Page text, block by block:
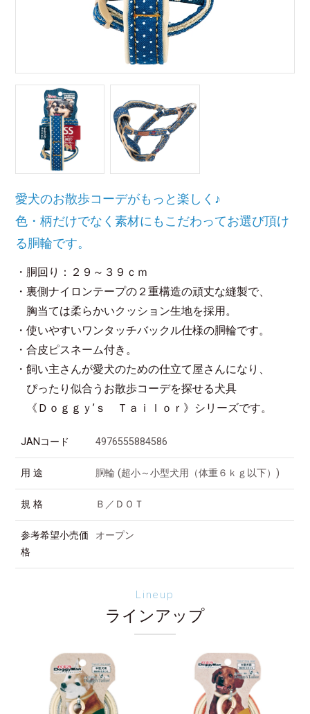
愛犬のお散歩コーデがもっと楽しく♪
色・柄だけでなく素材にもこだわってお選び頂け
る胴輪です。
・胴回り：２９～３９ｃｍ
・裏側ナイロンテープの２重構造の頑丈な縫製で、
胸当ては柔らかいクッション生地を採用。
・使いやすいワンタッチバックル仕様の胴輪です。
・合皮ピスネーム付き。
・飼い主さんが愛犬のための仕立て屋さんになり、
ぴったり似合うお散歩コーデを探せる犬具
《Ｄｏｇｇｙ’ｓ Ｔａｉｌｏｒ》シリーズです。
JANコード 4976555884586
用 途 胴輪 (超小～小型犬用（体重６ｋｇ以下）)
規 格 Ｂ／ＤＯＴ
参考希望小売価
格
オープン
Lineup
ラインアップ